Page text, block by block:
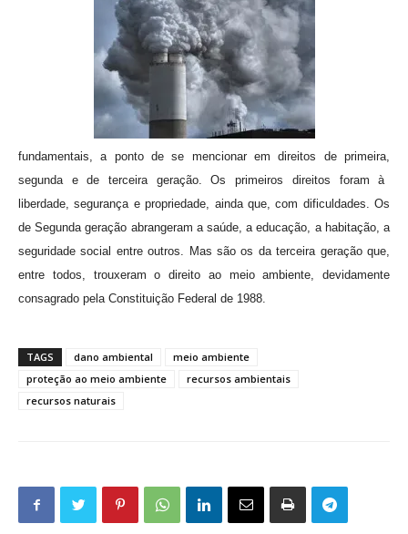
fundamentais, a ponto de se mencionar em direitos de primeira,
segunda e de terceira geração. Os primeiros direitos foram à
liberdade, segurança e propriedade, ainda que, com dificuldades. Os
de Segundageração abrangeram a saúde, a educação, a habitação, a
seguridade social entre outros. Mas são os da terceira geração que,
entre todos, trouxeram o direito ao meio ambiente, devidamente
consagrado pela Constituição Federal de 1988.
TAGS dano ambiental
meio ambiente
proteção ao meio ambiente
recursos ambientais
recursos naturais